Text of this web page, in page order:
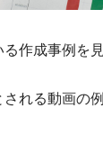
作成事例を
れる動画の